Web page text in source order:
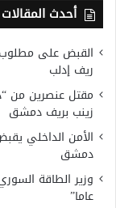
أحدث المقالات
ريف إدلب
مقتل عنصرين من
زينب بريف دمشق
الأمن الداخلي
دمشق
عاما”